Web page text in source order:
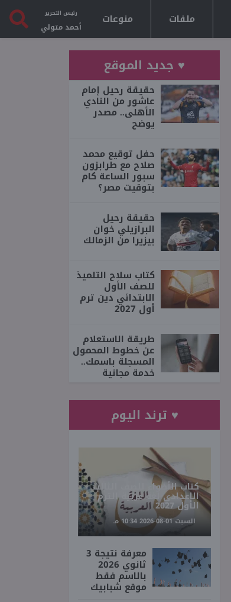
ملفات منوعات رئيس التحرير
أحمد متولي
♥ جديد الموقع
حقيقة رحيل إمام
عاشور من النادي
الأهلى.. مصدر
يوضح
حفل توقيع محمد
صلاح مع طرابزون
سبور الساعة كام
بتوقيت مصر؟
حقيقة رحيل
البرازيلي خوان
بيزيرا من الزمالك
كتاب سلاح التلميذ
للصف الأول
الابتدائي دين ترم
أول 2027
طريقة الاستعلام
عن خطوط المحمول
المسجلة باسمك..
خدمة مجانية
♥ ترند اليوم
كتاب الأضواء للصف الثالث
الإعدادي لغة عربية الترم
الأول 2027
السبت 01-08-2026 10:34 مـ
معرفة نتيجة 3
ثانوي 2026
بالاسم فقط
موقع شبابيك